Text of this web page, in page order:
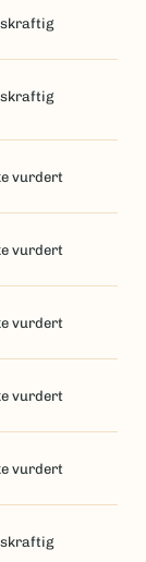
vurdert
vurdert
vurdert
vurdert
vurdert